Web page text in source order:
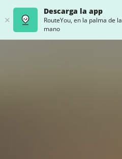
Descarga la app
RouteYou, en la palma de la
mano